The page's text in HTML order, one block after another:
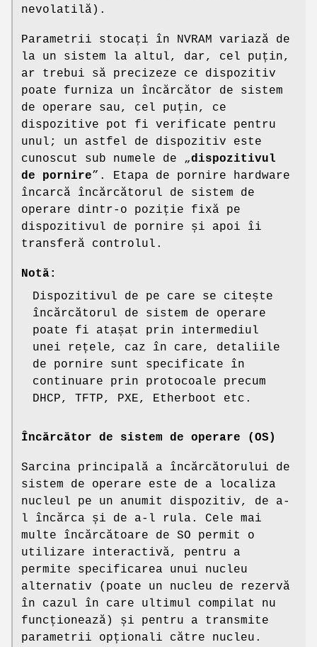
nevolatilă).
Parametrii stocați în NVRAM variază de
la un sistem la altul, dar, cel puțin,
ar trebui să precizeze ce dispozitiv
poate furniza un încărcător de sistem
de operare sau, cel puțin, ce
dispozitive pot fi verificate pentru
unul; un astfel de dispozitiv este
cunoscut sub numele de „dispozitivul
de pornire”. Etapa de pornire hardware
încarcă încărcătorul de sistem de
operare dintr-o poziție fixă pe
dispozitivul de pornire și apoi îi
transferă controlul.
Notă:
Dispozitivul de pe care se citește
încărcătorul de sistem de operare
poate fi atașat prin intermediul
unei rețele, caz în care, detaliile
de pornire sunt specificate în
continuare prin protocoale precum
DHCP, TFTP, PXE, Etherboot etc.
Încărcător de sistem de operare (OS)
Sarcina principală a încărcătorului de
sistem de operare este de a localiza
nucleul pe un anumit dispozitiv, de a-
l încărca și de a-l rula. Cele mai
multe încărcătoare de SO permit o
utilizare interactivă, pentru a
permite specificarea unui nucleu
alternativ (poate un nucleu de rezervă
în cazul în care ultimul compilat nu
funcționează) și pentru a transmite
parametrii opționali către nucleu.